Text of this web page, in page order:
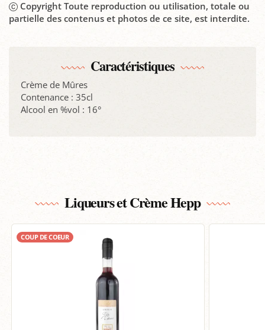
Copyright Toute reproduction ou utilisation, totale ou
partielle des contenus et photos de ce site, est interdite.
Caractéristiques
Crème de Mûres
Contenance : 35cl
Alcool en %vol : 16°
Liqueurs et Crème Hepp
COUP DE COEUR